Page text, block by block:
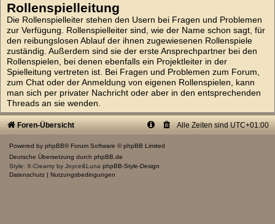
Rollenspielleitung
Die Rollenspielleiter stehen den Usern bei Fragen und Problemen
zur Verfügung. Rollenspielleiter sind, wie der Name schon sagt, für
den reibungslosen Ablauf der ihnen zugewiesenen Rollenspiele
zuständig. Außerdem sind sie der erste Ansprechpartner bei den
Rollenspielen, bei denen ebenfalls ein Projektleiter in der
Spielleitung vertreten ist. Bei Fragen und Problemen zum Forum,
zum Chat oder der Anmeldung von eigenen Rollenspielen, kann
man sich per privater Nachricht oder aber in den entsprechenden
Threads an sie wenden.
Foren-Übersicht Alle Zeiten sind UTC+01:00
Powered by phpBB® Forum Software © phpBB Limited
Deutsche Übersetzung durch phpBB.de
Style: X-Creamy by Joyce&Luna phpBB-Style-Design
Datenschutz
Nutzungsbedingungen